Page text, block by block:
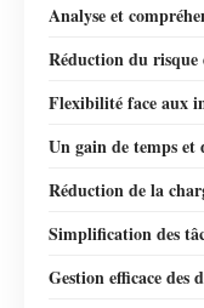
Analyse et
Réduction du risque
Flexibilité face aux
Un gain de temps et
Réduction de la
Simplification des
Gestion efficace des